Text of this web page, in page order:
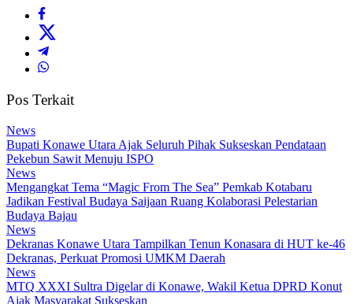
Pos Terkait
News
Bupati Konawe Utara Ajak Seluruh Pihak Sukseskan Pendataan
Pekebun Sawit Menuju ISPO
News
Mengangkat Tema “Magic From The Sea” Pemkab Kotabaru
Jadikan Festival Budaya Saijaan Ruang Kolaborasi Pelestarian
Budaya Bajau
News
Dekranas Konawe Utara Tampilkan Tenun Konasara di HUT ke-46
Dekranas, Perkuat Promosi UMKM Daerah
News
MTQ XXXI Sultra Digelar di Konawe, Wakil Ketua DPRD Konut
Ajak Masyarakat Sukseskan